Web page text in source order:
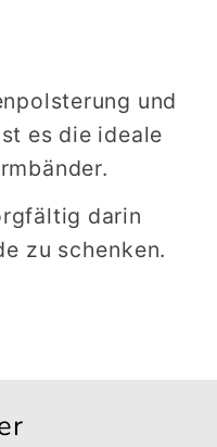
und
es die ideale
darin
zu schenken.